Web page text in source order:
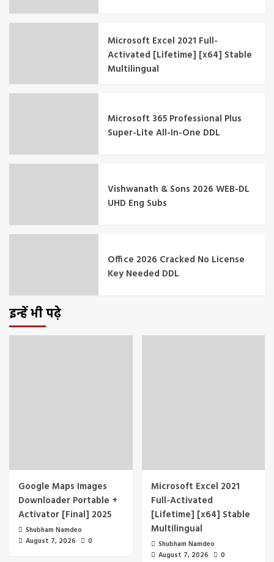
Microsoft Excel 2021 Full-
Activated [Lifetime] [x64] Stable
Multilingual
Microsoft 365 Professional Plus
Super-Lite All-In-One DDL
Vishwanath & Sons 2026 WEB-DL
UHD Eng Subs
Office 2026 Cracked No License
Key Needed DDL
इन्हें भी पढ़े
Google Maps Images
Downloader Portable +
Activator [Final] 2025
Shubham Namdeo
August 7, 2026
0
Microsoft Excel 2021
Full-Activated
[Lifetime] [x64] Stable
Multilingual
Shubham Namdeo
August 7, 2026
0